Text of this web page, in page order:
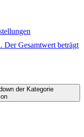
Der Gesamtwert beträgt
der Kategorie